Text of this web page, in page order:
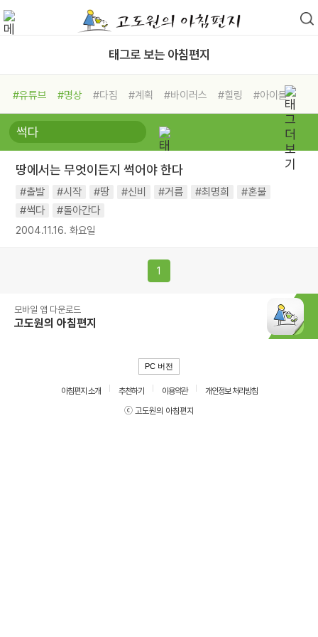
태그로 보는 아침편지
#유튜브 #명상 #다짐 #계획 #바이러스 #힐링
#아이들
#비전캠프
#독서캠프 #삶
#희망
#나눔 #친구 #링컨학교
#독서
#건강 #면역력
땅에서는 무엇이든지 썩어야 한다
#출발 #시작 #땅 #신비 #거름 #최명희
#혼불
#썩다
#돌아간다
2004.11.16. 화요일
1
모바일 앱 다운로드
고도원의 아침편지
PC 버전
아침편지 소개 추천하기 이용약관
개인정보 처리방침
ⓒ 고도원의 아침편지